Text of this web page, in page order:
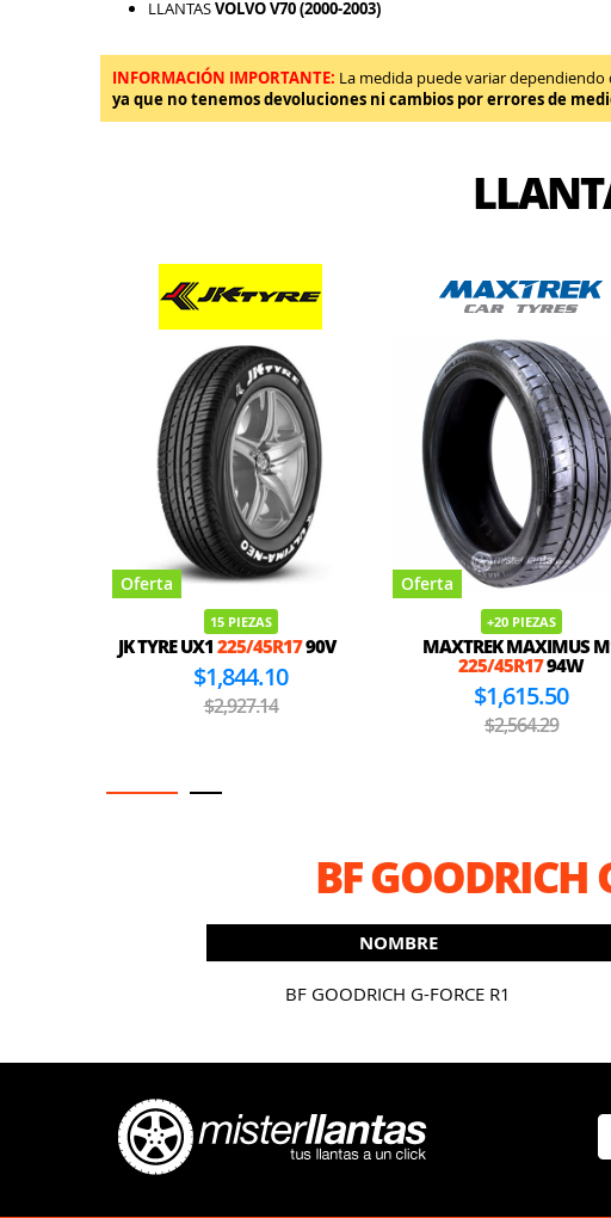
LLANTASVOLVO V70 (2000-2003)
INFORMACIÓN IMPORTANTE: La medida puede variar
ya que no tenemos devoluciones ni cambios por errores de
Oferta
15 PIEZAS
JK TYRE UX1 225/45R1790V
$1,844.10
$2,927.14
Oferta
+20 PIEZAS
MAXTREK MAXIMUS
225/45R1794W
$1,615.50
$2,564.29
BF GOODRICH
NOMBRE
BF GOODRICH G-FORCE R1